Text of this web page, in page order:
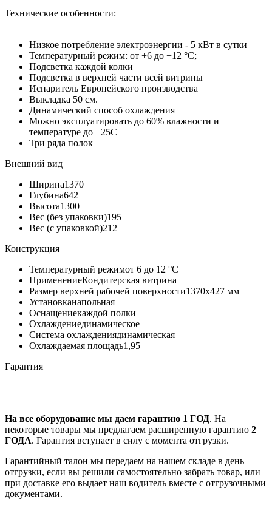
Технические особенности:
Низкое потребление электроэнергии - 5 кВт в сутки
Температурный режим: от +6 до +12 °С;
Подсветка каждой колки
Подсветка в верхней части всей витрины
Испаритель Европейского производства
Выкладка 50 см.
Динамический способ охлаждения
Можно эксплуатировать до 60% влажности и
температуре до +25С
Три ряда полок
Внешний вид
Ширина1370
Глубина642
Высота1300
Вес (без упаковки)195
Вес (с упаковкой)212
Конструкция
Температурный режимот 6 до 12 °С
ПрименениеКондитерская витрина
Размер верхней рабочей поверхности1370х427 мм
Установканапольная
Оснащениекаждой полки
Охлаждениединамическое
Система охлаждениядинамическая
Охлаждаемая площадь1,95
Гарантия
На все оборудование мы даем гарантию 1 ГОД. На
некоторые товары мы предлагаем расширенную гарантию 2
ГОДА. Гарантия вступает в силу с момента отгрузки.
Гарантийный талон мы передаем на нашем складе в день
отгрузки, если вы решили самостоятельно забрать товар, или
при доставке его выдает наш водитель вместе с отгрузочными
документами.